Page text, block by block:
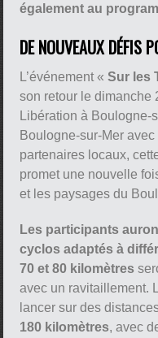
également au
DE NOUVEAUX DÉFIS
L’événement «Sur les
son retour le dimanche
Libération à Boulogne-
Boulogne-sur-Mer
partenaires locaux,
promet une nouvelle
et les paysages du
Les participants
cyclos adaptés à
70 et 80 kilomètres
avec un ravitaillement.
lancer sur des
180 kilomètres, avec